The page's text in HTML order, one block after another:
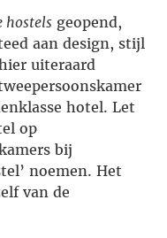
hostels geopend,
aan design, stijl
uiteraard
hotel. Let
op
bij
noemen. Het
van de